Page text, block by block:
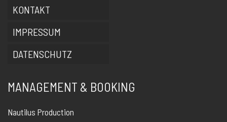
KONTAKT
IMPRESSUM
DATENSCHUTZ
MANAGEMENT & BOOKING
Nautilus Production